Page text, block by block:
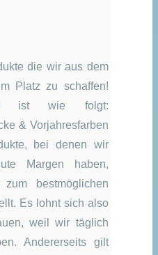
die wir aus dem
Platz zu schaffen!
ist wie folgt:
& Vorjahresfarben
bei denen wir
Margen haben,
bestmöglichen
Es lohnt sich also
weil wir täglich
Andererseits gilt